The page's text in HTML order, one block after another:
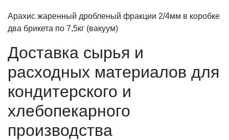
Арахис жаренный дробленый фракции 2/4мм в коробке
два брикета по 7,5кг (вакуум)
Доставка сырья и
расходных материалов для
кондитерского и
хлебопекарного
производства